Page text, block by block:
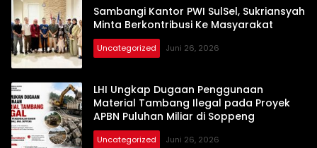
Sambangi Kantor PWI SulSel, Sukriansyah
Minta Berkontribusi Ke Masyarakat
Uncategorized Juni 26, 2026
LHI Ungkap Dugaan Penggunaan
Material Tambang Ilegal pada Proyek
APBN Puluhan Miliar di Soppeng
Uncategorized Juni 26, 2026